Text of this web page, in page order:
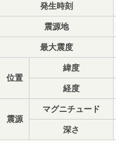
発生時刻
震源地
最大震度
位置
緯度
経度
震源
マグニチュード
深さ